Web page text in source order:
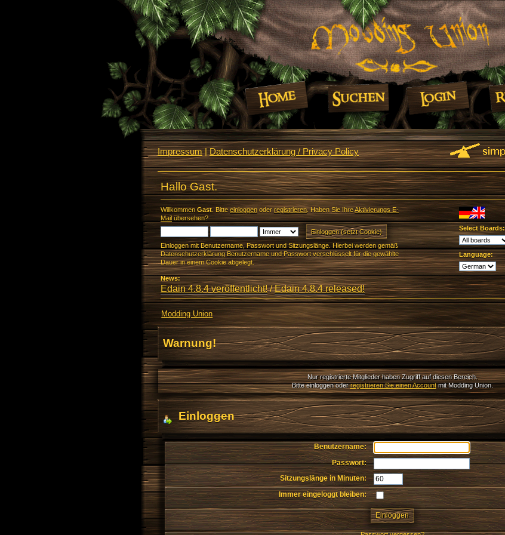
Impressum|Datenschutzerklärung / Privacy Policy
Hallo Gast.
Willkommen Gast. Bitte einloggenoderregistrieren. Haben Sie IhreAktivierungs E-
Mailübersehen?
Einloggen mit Benutzername, Passwort und Sitzungslänge. Hierbei werden gemäß
Datenschutzerklärung Benutzername und Passwort verschlüsselt für die gewählte
Dauer in einem Cookie abgelegt.
Select Boards:
Language:
News:
Edain 4.8.4 veröffentlicht!/Edain 4.8.4 released!
Modding Union
Warnung!
Nur registrierte Mitglieder haben Zugriff auf diesen Bereich.
Bitte einloggen oderregistrieren Sie einen Accountmit Modding Union.
Einloggen
Benutzername:
Passwort:
Sitzungslänge in Minuten:
Immer eingeloggt bleiben: